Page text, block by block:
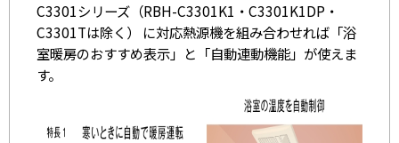
C3301シリーズ（RBH-C3301K1・C3301K1DP・
C3301Tは除く） に対応熱源機を組み合わせれば「浴
室暖房のおすすめ表示」と「自動連動機能」が使えま
す。